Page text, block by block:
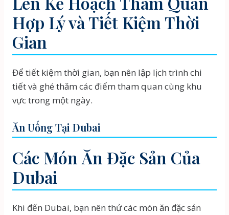
Hợp Lý và Tiết Kiệm Thời
Gian
Để tiết kiệm thời gian, bạn nên lập lịch trình chi
tiết và ghé thăm các điểm tham quan cùng khu
vực trong một ngày.
Ăn Uống Tại Dubai
Các Món Ăn Đặc Sản Của
Dubai
Khi đến Dubai, bạn nên thử các món ăn đặc sản